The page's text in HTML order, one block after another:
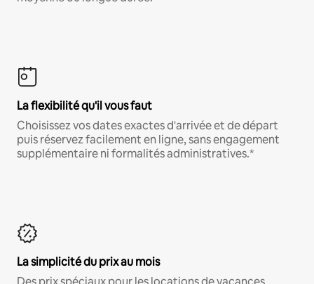
La flexibilité qu'il vous faut
Choisissez vos dates exactes d'arrivée et de départ
puis réservez facilement en ligne, sans engagement
supplémentaire ni formalités administratives.*
La simplicité du prix au mois